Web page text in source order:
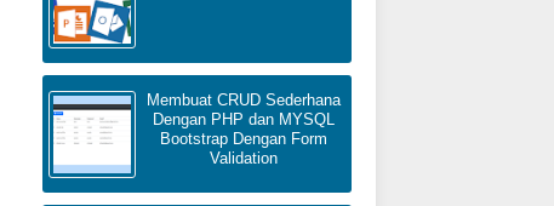
Membuat CRUD Sederhana
Dengan PHP dan MYSQL
Bootstrap Dengan Form
Validation